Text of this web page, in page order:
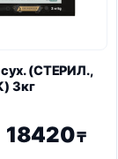
сух. (СТЕРИЛ.,
3кг
18420₸